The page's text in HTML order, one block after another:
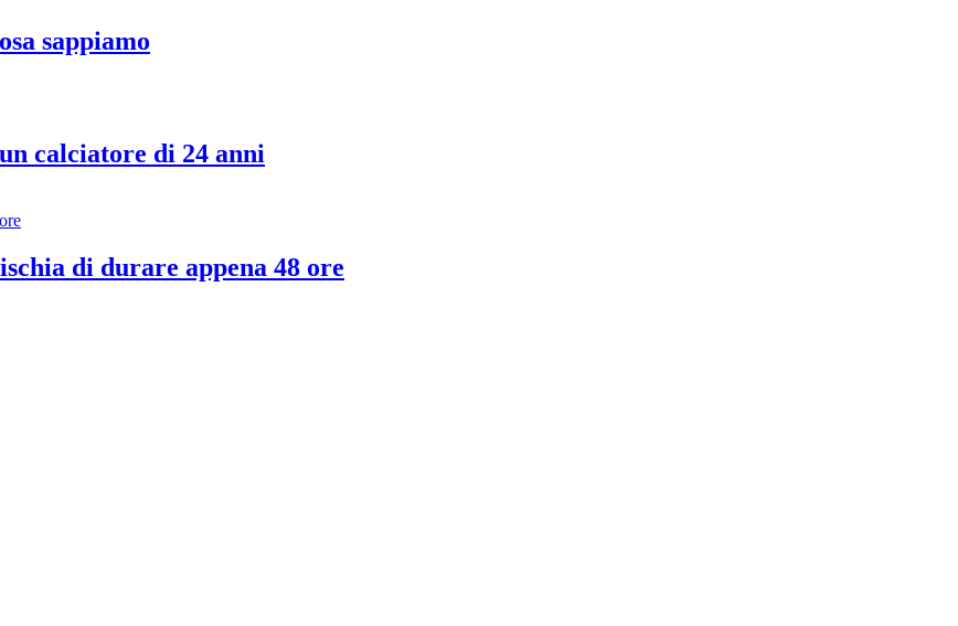
sappiamo
calciatore di 24 anni
di durare appena 48 ore